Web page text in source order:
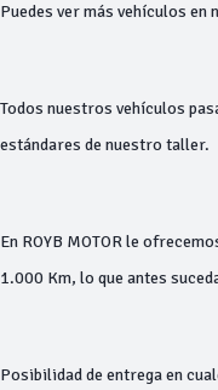
Puedes ver más vehículos
Todos nuestros vehículos
estándares de nuestro taller.
En ROYB MOTOR le
1.000 Km, lo que antes
Posibilidad de entrega en